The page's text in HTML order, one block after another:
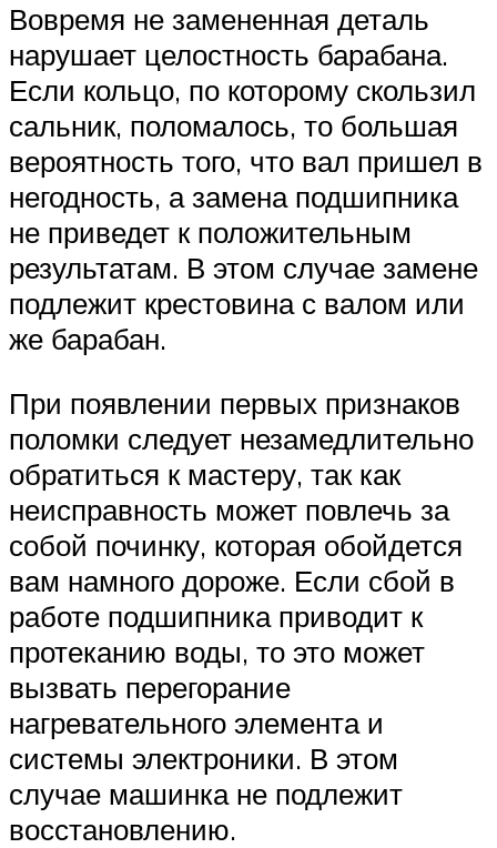
Вовремя не замененная деталь
нарушает целостность барабана.
Если кольцо, по которому скользил
сальник, поломалось, то большая
вероятность того, что вал пришел в
негодность, а замена подшипника
не приведет к положительным
результатам. В этом случае замене
подлежит крестовина с валом или
же барабан.
При появлении первых признаков
поломки следует незамедлительно
обратиться к мастеру, так как
неисправность может повлечь за
собой починку, которая обойдется
вам намного дороже. Если сбой в
работе подшипника приводит к
протеканию воды, то это может
вызвать перегорание
нагревательного элемента и
системы электроники. В этом
случае машинка не подлежит
восстановлению.